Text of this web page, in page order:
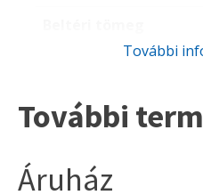
Kültéri méret
Kültéri zajszint
Feszültség/betáp
További
További
Áruház